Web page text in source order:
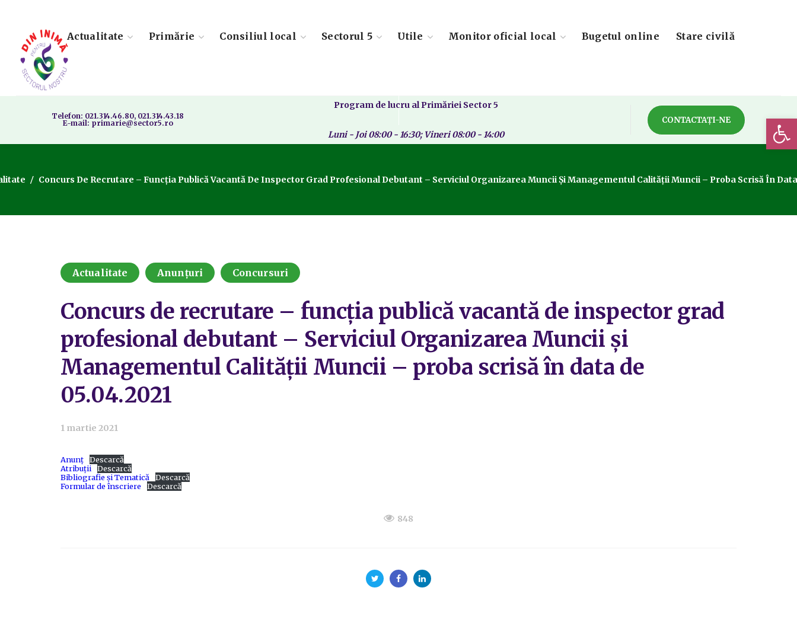
Actualitate Primărie Consiliul local Sectorul 5 Utile Monitor oficial local Bugetul online Stare civilă
Telefon: 021.314.46.80, 021.314.43.18
E-mail: primarie@sector5.ro
Program de lucru al Primăriei Sector 5
Luni - Joi 08:00 - 16:30; Vineri 08:00 - 14:00
CONTACTAȚI-NE
Concurs De Recrutare – Funcția Publică Vacantă De Inspector Grad Profesional Debutant – Serviciul Organizarea Muncii Și Managementul Calității Muncii – Proba Scrisă În Data
Actualitate Anunțuri Concursuri
Concurs de recrutare – funcția publică vacantă de inspector grad
profesional debutant – Serviciul Organizarea Muncii și
Managementul Calității Muncii – proba scrisă în data de
05.04.2021
1 martie 2021
Anunț
Descarcă
Atribuții
Descarcă
Bibliografie și Tematică
Descarcă
Formular de înscriere
Descarcă
848